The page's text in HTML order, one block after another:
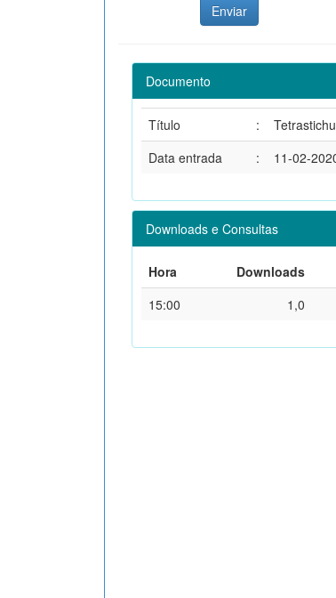
Documento
Título :
Data entrada
: 11-02-
Downloads e Consultas
Hora Downloads
15:00
1,0